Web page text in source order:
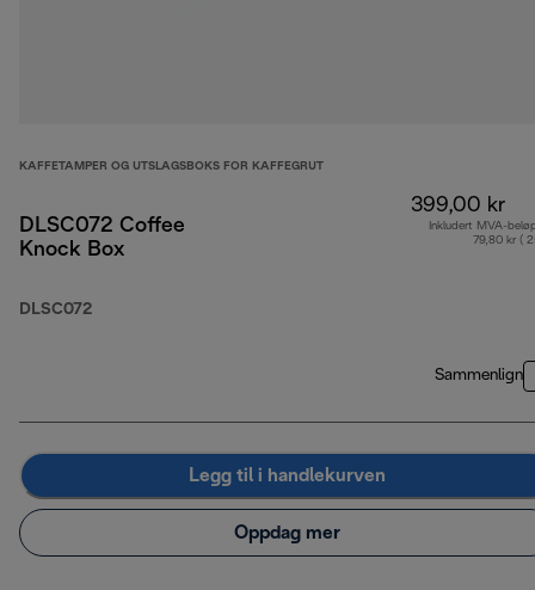
KAFFETAMPER OG UTSLAGSBOKS FOR KAFFEGRUT
DLSC072 Coffee
Knock Box
DLSC072
399,00 kr
Inkludert MVA-
79,80 kr (
Sammenlign
Legg til i handlekurven
Oppdag mer